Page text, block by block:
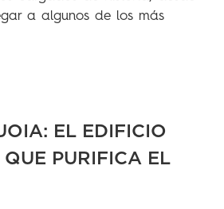
a algunos de los más
EL EDIFICIO
PURIFICA EL